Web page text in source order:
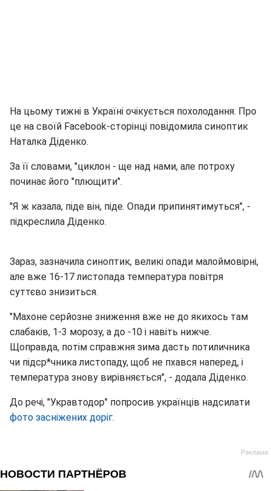
На цьому тижні в Україні очікується похолодання. Про
це на своїй Facebook-сторінці повідомила синоптик
Наталка Діденко.
За її словами, "циклон - ще над нами, але потроху
починає його "плющити".
"Я ж казала, піде він, піде. Опади припинятимуться", -
підкреслила Діденко.
Зараз, зазначила синоптик, великі опади малоймовірні,
але вже 16-17 листопада температура повітря
суттєво знизиться.
"Махоне серйозне зниження вже не до якихось там
слабаків, 1-3 морозу, а до -10 і навіть нижче.
Щоправда, потім справжня зима дасть потиличника
чи підср*чника листопаду, щоб не пхався наперед, і
температура знову вирівняється", - додала Діденко.
До речі, "Укравтодор" попросив українців надсилати
фото засніжених доріг.